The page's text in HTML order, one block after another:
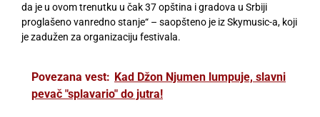
da je u ovom trenutku u čak 37 opština i gradova u Srbiji
proglašeno vanredno stanje“ – saopšteno je iz Skymusic-a, koji
je zadužen za organizaciju festivala.
Povezana vest: Kad Džon Njumen lumpuje, slavni
pevač "splavario" do jutra!